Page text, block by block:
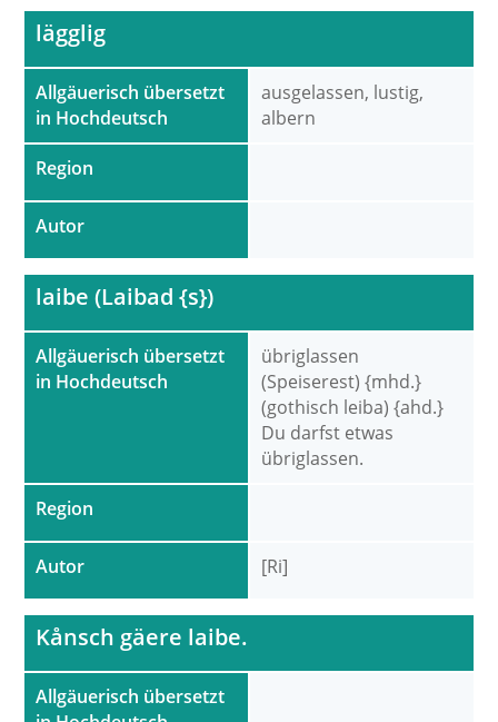
Allgäuerisch übersetzt
in Hochdeutsch
Region
Autor
lägglig
ausgelassen, lustig,
albern
Allgäuerisch übersetzt
in Hochdeutsch
Region
Autor
laibe (Laibad {s})
übriglassen
(Speiserest) {mhd.}
(gothisch leiba) {ahd.}
Du darfst etwas
übriglassen.
[Ri]
Allgäuerisch übersetzt
Kånsch gäere laibe.